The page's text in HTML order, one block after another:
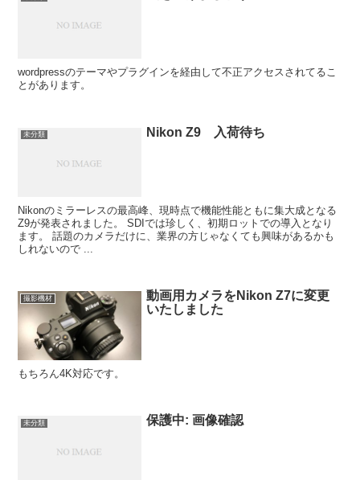
wordpressのテーマやプラグインを経由して不正アクセスされてるこ
とがあります。
未分類 Nikon Z9 入荷待ち
Nikonのミラーレスの最高峰、現時点で機能性能ともに集大成となる
Z9が発表されました。 SDIでは珍しく、初期ロットでの導入となり
ます。 話題のカメラだけに、業界の方じゃなくても興味があるかも
しれないので ...
撮影機材
動画用カメラをNikon Z7に変更
いたしました
もちろん4K対応です。
未分類 保護中: 画像確認